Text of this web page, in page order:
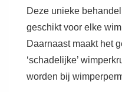
Deze unieke
geschikt voor elke
Daarnaast maakt het
‘schadelijke’
worden bij